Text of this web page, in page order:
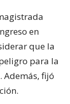
en
que la
para la
Además, fijó